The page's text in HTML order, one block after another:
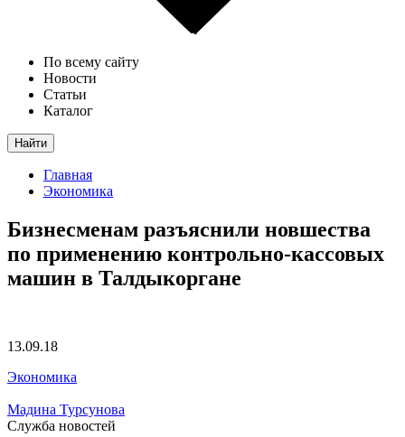
По всему сайту
Новости
Статьи
Каталог
Найти
Главная
Экономика
Бизнесменам разъяснили новшества
по применению контрольно-кассовых
машин в Талдыкоргане
13.09.18
Экономика
Мадина Турсунова
Служба новостей